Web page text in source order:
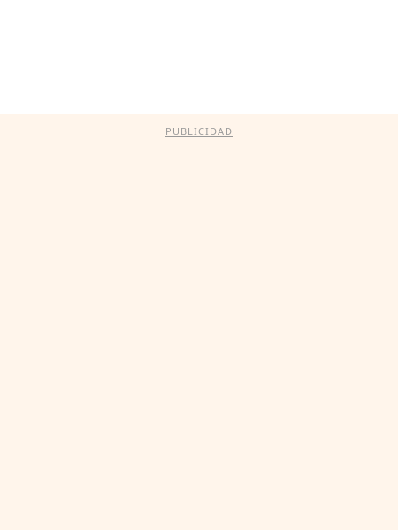
PUBLICIDAD